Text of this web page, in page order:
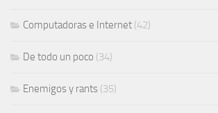
Computadoras e Internet (42)
De todo un poco (34)
Enemigos y rants (35)